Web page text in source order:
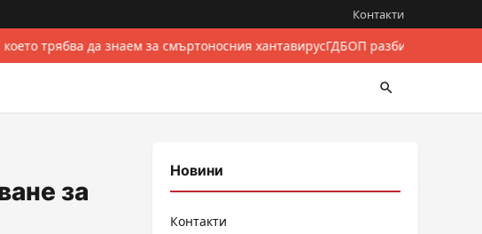
Контакти
трябва да знаем за смъртоносния хантавирусГДБОП разби
за
Новини
Контакти